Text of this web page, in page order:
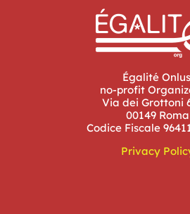
Égalité
no-profit
Via dei Grottoni
00149 Roma
Codice Fiscale
Privacy